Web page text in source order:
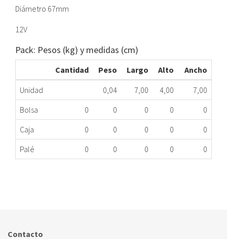
Diámetro 67mm
12V
Pack: Pesos (kg) y medidas (cm)
Cantidad Peso Largo Alto
Ancho
Unidad
0,04 7,00 4,00
7,00
Bolsa
0 0 0 0
0
Caja
0 0 0 0
0
Palé
0 0 0 0 0
Contacto